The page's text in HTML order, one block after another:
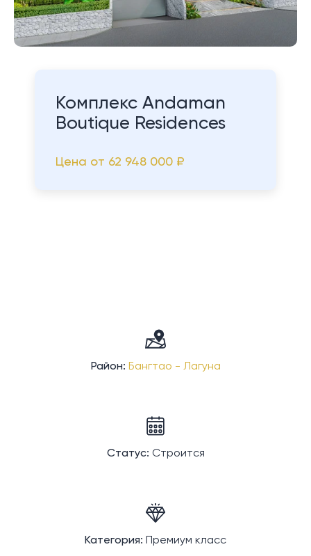
Комплекс Andaman
Boutique Residences
Цена от 62 948 000 ₽
Район: Бангтао - Лагуна
Статус: Строится
Категория: Премиум класс